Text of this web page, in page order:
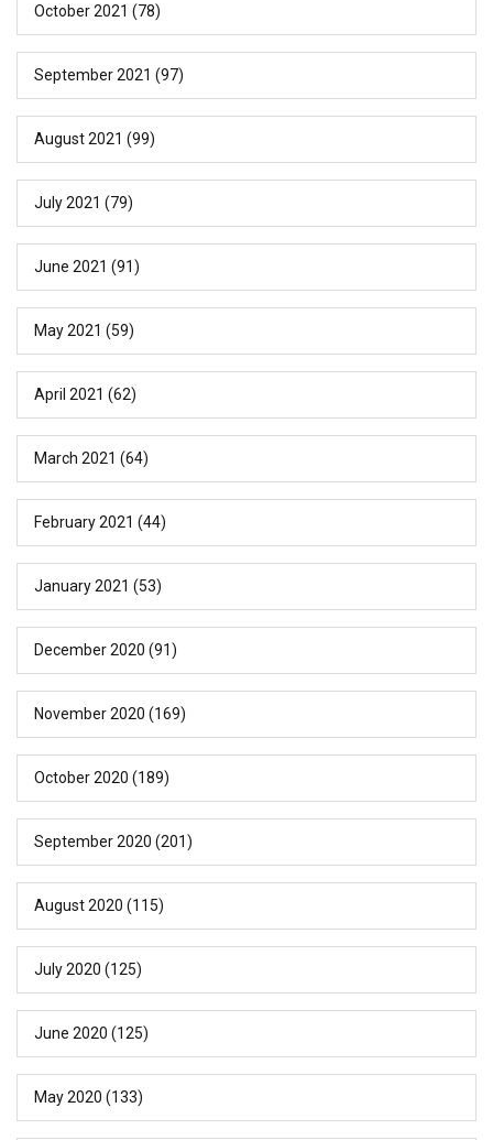
October 2021 (78)
September 2021 (97)
August 2021 (99)
July 2021 (79)
June 2021 (91)
May 2021 (59)
April 2021 (62)
March 2021 (64)
February 2021 (44)
January 2021 (53)
December 2020 (91)
November 2020 (169)
October 2020 (189)
September 2020 (201)
August 2020 (115)
July 2020 (125)
June 2020 (125)
May 2020 (133)